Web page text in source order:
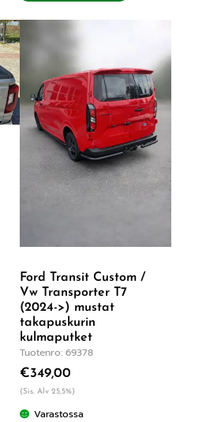
Ford Transit Custom /
Vw Transporter T7
(2024->) mustat
takapuskurin
kulmaputket
Tuotenro: 69378
€349,00
(Sis. Alv 25,5%)
Varastossa